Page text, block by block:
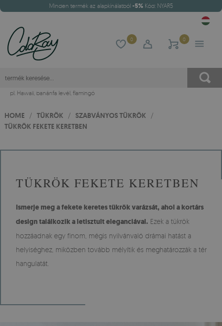
Minden termék az alapkínálatból -5% Kód: NYAR5
0 0
pl. Hawaii, banánfa levél, flamingó
HOME / TÜKRÖK / SZABVÁNYOS TÜKRÖK /
TÜKRÖK FEKETE KERETBEN
TÜKRÖK FEKETE KERETBEN
Ismerje meg a fekete keretes tükrök varázsát, ahol a kortárs
design találkozik a letisztult eleganciával. Ezek a tükrök
hozzáadnak egy finom, mégis nyilvánvaló drámai hatást a
helyiséghez, miközben tovább mélyítik és meghatározzák a tér
hangulatát.